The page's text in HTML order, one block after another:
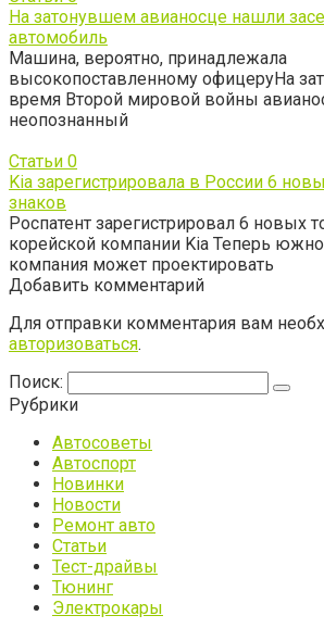
На затонувшем авианосце нашли
автомобиль
Машина, вероятно, принадлежала
высокопоставленному офицеруНа
время Второй мировой войны
неопознанный
Статьи 0
Kia зарегистрировала в России 6
знаков
Роспатент зарегистрировал 6 новых
корейской компании Kia Теперь
компания может проектировать
Добавить комментарий
Для отправки комментария вам
авторизоваться.
Поиск:
Рубрики
Автосоветы
Автоспорт
Новинки
Новости
Ремонт авто
Статьи
Тест-драйвы
Тюнинг
Электрокары